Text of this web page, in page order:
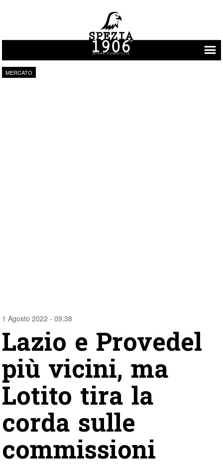
Vai al contenuto
MERCATO
1 Agosto 2022 - 09:38
Lazio e Provedel
più vicini, ma
Lotito tira la
corda sulle
commissioni